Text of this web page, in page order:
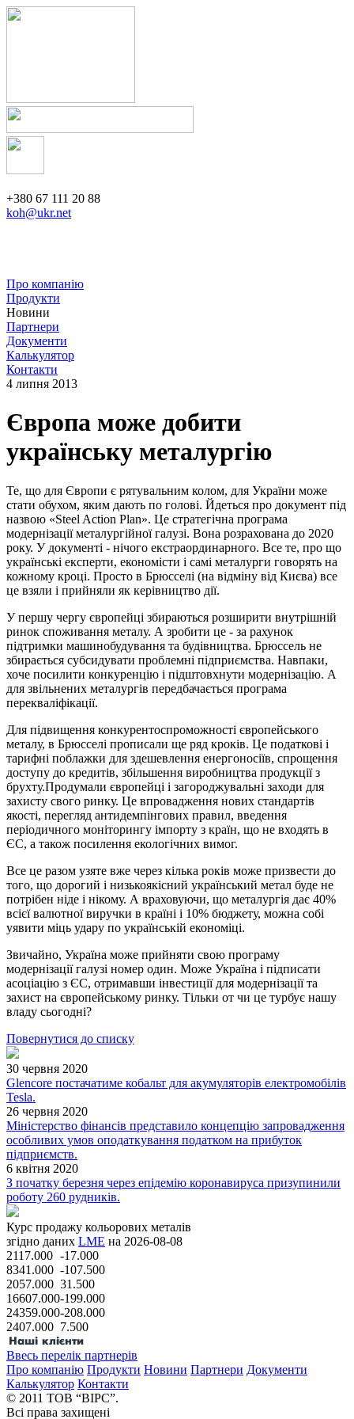
+380 67 111 20 88
koh@ukr.net
Про компанію
Продукти
Новини
Партнери
Документи
Калькулятор
Контакти
4 липня 2013
Європа може добити
українську металургію
Те, що для Європи є рятувальним колом, для України може
стати обухом, яким дають по голові. Йдеться про документ під
назвою «Steel Action Plan». Це стратегічна програма
модернізації металургійної галузі. Вона розрахована до 2020
року. У документі - нічого екстраординарного. Все те, про що
українські експерти, економісти і самі металурги говорять на
кожному кроці. Просто в Брюсселі (на відміну від Києва) все
це взяли і прийняли як керівництво дії.
У першу чергу європейці збираються розширити внутрішній
ринок споживання металу. А зробити це - за рахунок
підтримки машинобудування та будівництва. Брюссель не
збирається субсидувати проблемні підприємства. Навпаки,
хоче посилити конкуренцію і підштовхнути модернізацію. А
для звільнених металургів передбачається програма
перекваліфікації.
Для підвищення конкурентоспроможності європейського
металу, в Брюсселі прописали ще ряд кроків. Це податкові і
тарифні поблажки для здешевлення енергоносіїв, спрощення
доступу до кредитів, збільшення виробництва продукції з
брухту.Продумали європейці і загороджувальні заходи для
захисту свого ринку. Це впровадження нових стандартів
якості, перегляд антидемпінгових правил, введення
періодичного моніторингу імпорту з країн, що не входять в
ЄС, а також посилення екологічних вимог.
Все це разом узяте вже через кілька років може призвести до
того, що дорогий і низькоякісний український метал буде не
потрібен ніде і нікому. А враховуючи, що металургія дає 40%
всієї валютної виручки в країні і 10% бюджету, можна собі
уявити міць удару по українській економіці.
Звичайно, Україна може прийняти свою програму
модернізації галузі номер один. Може Україна і підписати
асоціацію з ЄС, отримавши інвестиції для модернізації та
захист на європейському ринку. Тільки от чи це турбує нашу
владу сьогодні?
Повернутися до списку
30 червня 2020
Glencore постачатиме кобальт для акумуляторів електромобілів
Tesla.
26 червня 2020
Міністерство фінансів представило концепцію запровадження
особливих умов оподаткування податком на прибуток
підприємств.
6 квітня 2020
З початку березня через епідемію коронавируса призупинили
роботу 260 рудників.
Курс продажу кольорових металів
згідно даних LME на 2026-08-08
2117.000 -17.000
8341.000 -107.500
2057.000 31.500
16607.000-199.000
24359.000-208.000
2407.000 7.500
Ввесь перелік партнерів
Про компанію Продукти Новини Партнери Документи
Калькулятор Контакти
© 2011 ТОВ “ВІРС”.
Всі права захищені